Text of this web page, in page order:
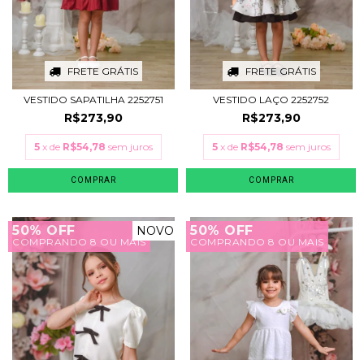
FRETE GRÁTIS
VESTIDO SAPATILHA 2252751
R$273,90
5 x de R$54,78 sem juros
COMPRAR
FRETE GRÁTIS
VESTIDO LAÇO 2252752
R$273,90
5 x de R$54,78 sem juros
COMPRAR
50% OFF
COMPRANDO 8 OU MAIS
NOVO 50% OFF
COMPRANDO 8 OU MAIS